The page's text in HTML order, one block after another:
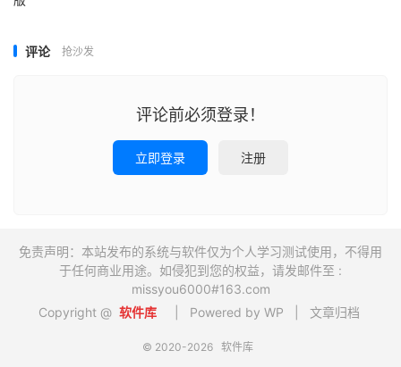
评论 抢沙发
评论前必须登录！
立即登录 注册
免责声明：本站发布的系统与软件仅为个人学习测试使用，不得用
于任何商业用途。如侵犯到您的权益，请发邮件至 :
missyou6000#163.com
Copyright @ 软件库 | Powered by WP | 文章归档
© 2020-2026 软件库